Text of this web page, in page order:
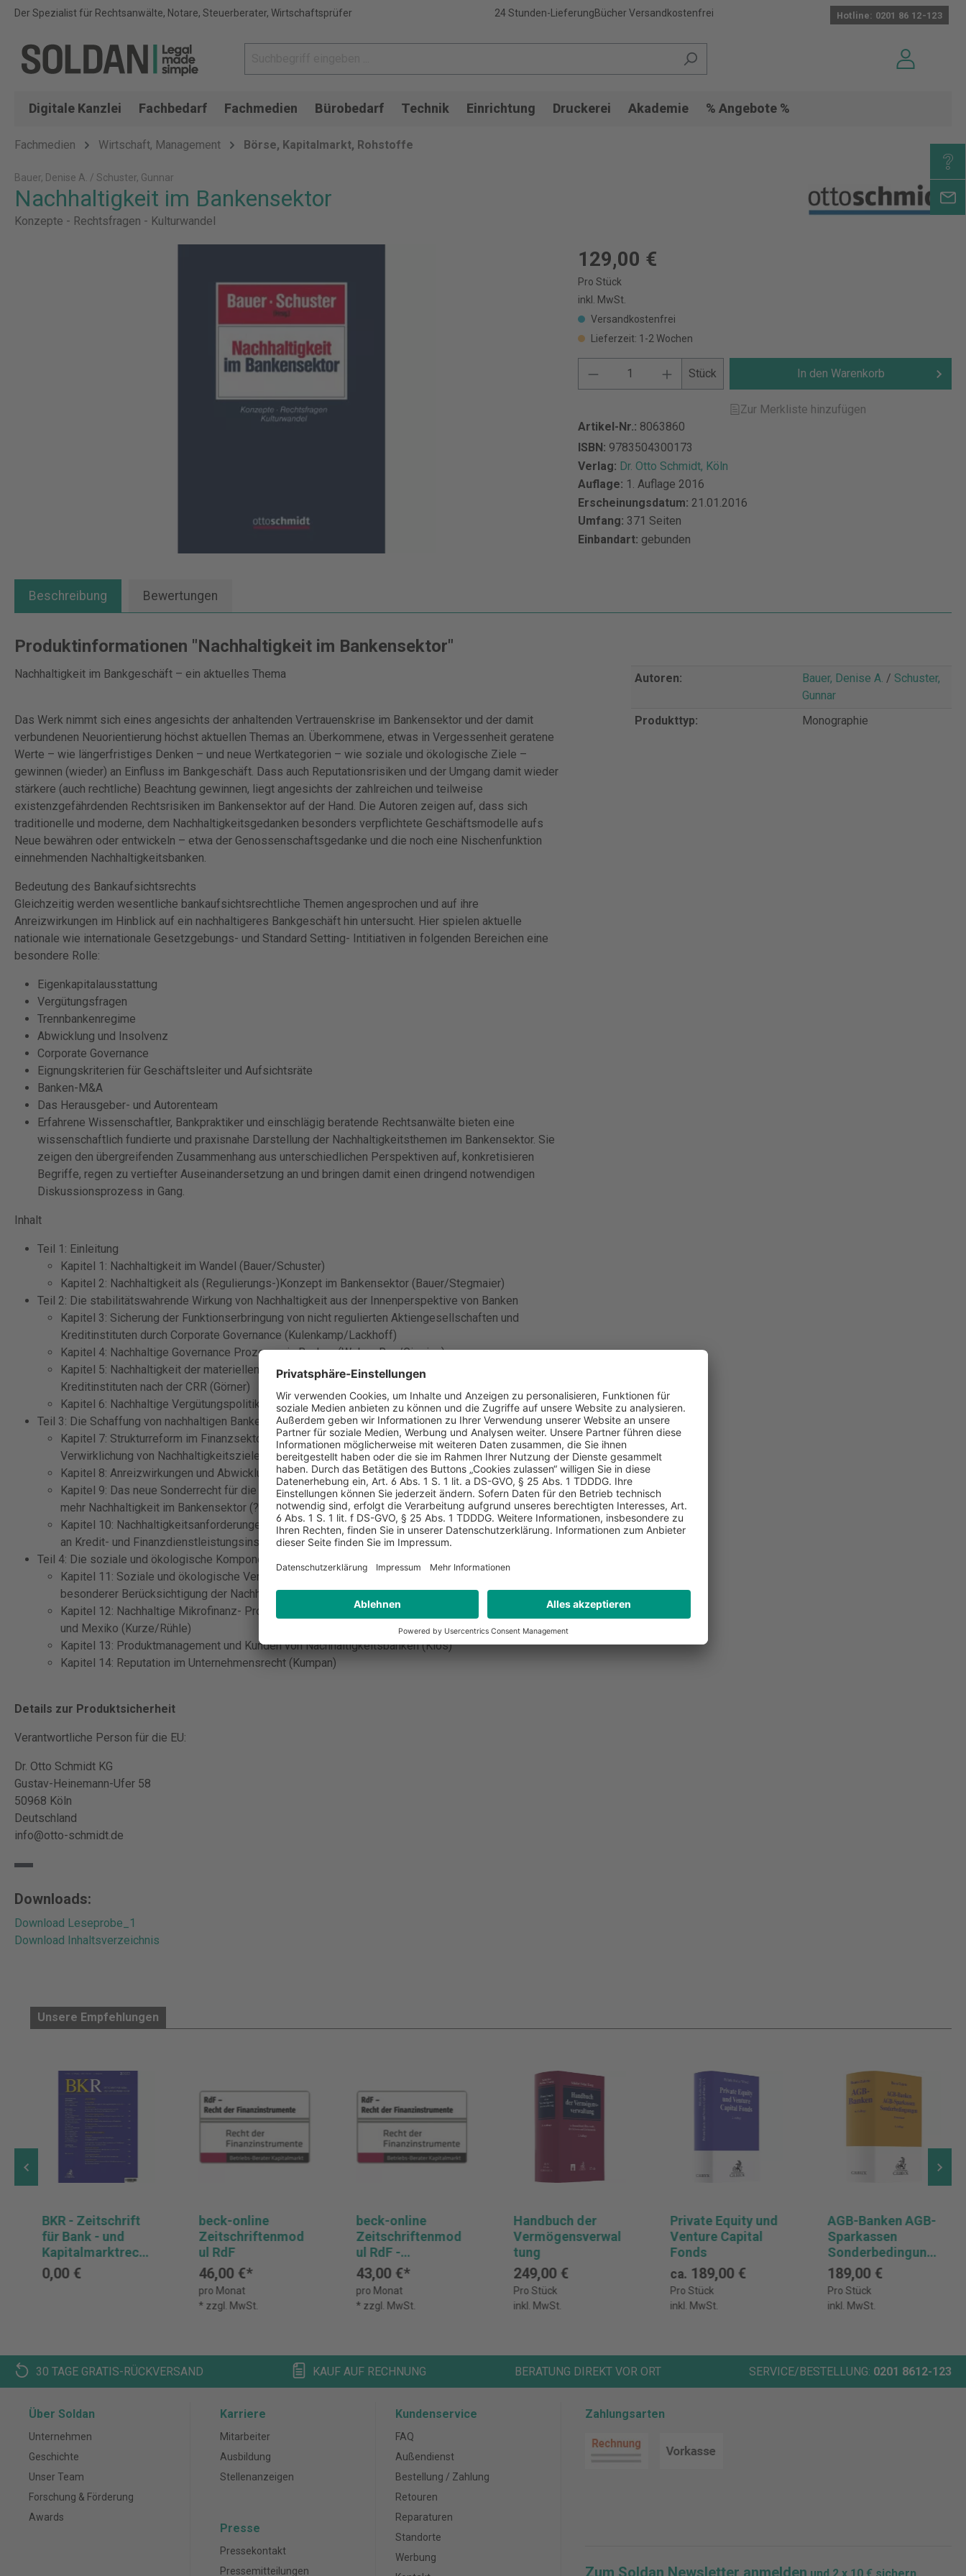
Der Spezialist für Rechtsanwälte, Notare, Steuerberater, Wirtschaftsprüfer 24 Stunden-LieferungBücher Versandkostenfrei Hotline: 0201 86 12-123
Digitale Kanzlei Fachbedarf Fachmedien Bürobedarf Technik Einrichtung Druckerei Akademie % Angebote %
Fachmedien Wirtschaft, Management Börse, Kapitalmarkt, Rohstoffe
Bauer, Denise A. / Schuster, Gunnar
Nachhaltigkeit im Bankensektor
Konzepte - Rechtsfragen - Kulturwandel
129,00 €
Pro Stück
inkl. MwSt.
Versandkostenfrei
Lieferzeit: 1-2 Wochen
Stück In den Warenkorb
Zur Merkliste hinzufügen
Artikel-Nr.: 8063860
ISBN: 9783504300173
Verlag: Dr. Otto Schmidt, Köln
Auflage: 1. Auflage 2016
Erscheinungsdatum: 21.01.2016
Umfang: 371 Seiten
Einbandart: gebunden
Beschreibung Bewertungen
Produktinformationen "Nachhaltigkeit im Bankensektor"
Nachhaltigkeit im Bankgeschäft – ein aktuelles Thema
Das Werk nimmt sich eines angesichts der anhaltenden Vertrauenskrise im Bankensektor und der damit
verbundenen Neuorientierung höchst aktuellen Themas an. Überkommene, etwas in Vergessenheit geratene
Werte – wie längerfristiges Denken – und neue Wertkategorien – wie soziale und ökologische Ziele –
gewinnen (wieder) an Einfluss im Bankgeschäft. Dass auch Reputationsrisiken und der Umgang damit wieder
stärkere (auch rechtliche) Beachtung gewinnen, liegt angesichts der zahlreichen und teilweise
existenzgefährdenden Rechtsrisiken im Bankensektor auf der Hand. Die Autoren zeigen auf, dass sich
traditionelle und moderne, dem Nachhaltigkeitsgedanken besonders verpflichtete Geschäftsmodelle aufs
Neue bewähren oder entwickeln – etwa der Genossenschaftsgedanke und die noch eine Nischenfunktion
einnehmenden Nachhaltigkeitsbanken.
Bedeutung des Bankaufsichtsrechts
Gleichzeitig werden wesentliche bankaufsichtsrechtliche Themen angesprochen und auf ihre
Anreizwirkungen im Hinblick auf ein nachhaltigeres Bankgeschäft hin untersucht. Hier spielen aktuelle
nationale wie internationale Gesetzgebungs- und Standard Setting- Intitiativen in folgenden Bereichen eine
besondere Rolle:
Eigenkapitalausstattung
Vergütungsfragen
Trennbankenregime
Abwicklung und Insolvenz
Corporate Governance
Eignungskriterien für Geschäftsleiter und Aufsichtsräte
Banken-M&A
Das Herausgeber- und Autorenteam
Erfahrene Wissenschaftler, Bankpraktiker und einschlägig beratende Rechtsanwälte bieten eine
wissenschaftlich fundierte und praxisnahe Darstellung der Nachhaltigkeitsthemen im Bankensektor. Sie
zeigen den übergreifenden Zusammenhang aus unterschiedlichen Perspektiven auf, konkretisieren
Begriffe, regen zu vertiefter Auseinandersetzung an und bringen damit einen dringend notwendigen
Diskussionsprozess in Gang.
Inhalt
Teil 1: Einleitung
Kapitel 1: Nachhaltigkeit im Wandel (Bauer/Schuster)
Kapitel 2: Nachhaltigkeit als (Regulierungs-)Konzept im Bankensektor (Bauer/Stegmaier)
Teil 2: Die stabilitätswahrende Wirkung von Nachhaltigkeit aus der Innenperspektive von Banken
Kapitel 3: Sicherung der Funktionserbringung von nicht regulierten Aktiengesellschaften und
Kreditinstituten durch Corporate Governance (Kulenkamp/Lackhoff)
Kapitel 4: Nachhaltige Governance Prozesse in Banken (Weber-Rey/Gissing)
Kapitel 5: Nachhaltigkeit der materiellen Anforderungen an regulatorisches Eigenkapital von
Kreditinstituten nach der CRR (Görner)
Kapitel 6: Nachhaltige Vergütungspolitik (Glasow)
Teil 3: Die Schaffung von nachhaltigen Bankenstrukturen zur Abwendung von Insolvenz
Kapitel 7: Strukturreform im Finanzsektor – Das Trennbankengesetz als untauglicher Versuch der
Verwirklichung von Nachhaltigkeitszielen im Aufsichtsrecht (Tröger)
Kapitel 8: Anreizwirkungen und Abwicklungsfähigkeit nach der BRRD (Binder)
Kapitel 9: Das neue Sonderrecht für die Sanierung und Abwicklung von (Groß-)Banken: Der Weg zu
mehr Nachhaltigkeit im Bankensektor (?) (Cichy/Schönen)
Kapitel 10: Nachhaltigkeitsanforderungen im Rahmen der Beteiligung von Private Equity Investoren
an Kredit- und Finanzdienstleistungsinstituten (Bressler)
Teil 4: Die soziale und ökologische Komponente von Nachhaltigkeit im Bankensektor
Kapitel 11: Soziale und ökologische Verantwortung von Unternehmen des Finanzsektors unter
besonderer Berücksichtigung der Nachhaltigkeitsberichterstattung (Voland)
Kapitel 12: Nachhaltige Mikrofinanz- Projekte, dargestellt an Programmen in Bhutan, Ruanda/Burundi
und Mexiko (Kurze/Rühle)
Kapitel 13: Produktmanagement und Kunden von Nachhaltigkeitsbanken (Klos)
Kapitel 14: Reputation im Unternehmensrecht (Kumpan)
Details zur Produktsicherheit
Verantwortliche Person für die EU:
Dr. Otto Schmidt KG
Gustav-Heinemann-Ufer 58
50968 Köln
Deutschland
info@otto-schmidt.de
Autoren: Bauer, Denise A. / Schuster,
Gunnar
Produkttyp:
Monographie
Downloads:
Download Leseprobe_1
Download Inhaltsverzeichnis
Unsere Empfehlungen
BKR - Zeitschrift
für Bank - und
Kapitalmarktrecht
-
Probeabonnement
0,00 €
beck-online
Zeitschriftenmod
ul RdF
46,00 €*
pro Monat
* zzgl. MwSt.
beck-online
Zeitschriftenmod
ul RdF -
Vorzugspreis
43,00 €*
pro Monat
* zzgl. MwSt.
Handbuch der
Vermögensverwal
tung
249,00 €
Pro Stück
inkl. MwSt.
Private Equity und
Venture Capital
Fonds
ca. 189,00 €
Pro Stück
inkl. MwSt.
AGB-Banken AGB-
Sparkassen
Sonderbedingung
en
189,00 €
Pro Stück
inkl. MwSt.
30 TAGE GRATIS-RÜCKVERSAND KAUF AUF RECHNUNG BERATUNG DIREKT VOR ORT SERVICE/BESTELLUNG: 0201 8612-123
Über Soldan
Unternehmen
Geschichte
Unser Team
Forschung & Förderung
Awards
Karriere
Mitarbeiter
Ausbildung
Stellenanzeigen
Presse
Pressekontakt
Pressemitteilungen
Kundenservice
FAQ
Außendienst
Bestellung / Zahlung
Retouren
Reparaturen
Standorte
Werbung
Zahlungsarten
Zum Soldan Newsletter anmelden